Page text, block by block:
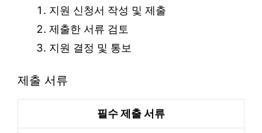
지원 신청서 작성 및 제출
제출한 서류 검토
지원 결정 및 통보
제출 서류
필수 제출 서류